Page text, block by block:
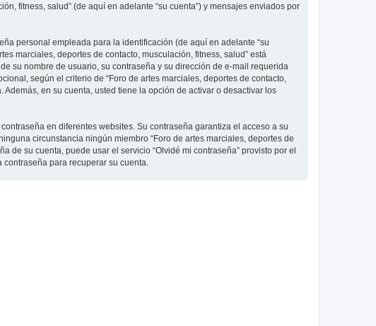
fitness, salud” (de aquí en adelante “su cuenta”) y mensajes enviados por
personal empleada para la identificación (de aquí en adelante “su
marciales, deportes de contacto, musculación, fitness, salud” está
su nombre de usuario, su contraseña y su dirección de e-mail requerida
según el criterio de “Foro de artes marciales, deportes de contacto,
en su cuenta, usted tiene la opción de activar o desactivar los
en diferentes websites. Su contraseña garantiza el acceso a su
circunstancia ningún miembro “Foro de artes marciales, deportes de
de su cuenta, puede usar el servicio “Olvidé mi contraseña” provisto por el
para recuperar su cuenta.